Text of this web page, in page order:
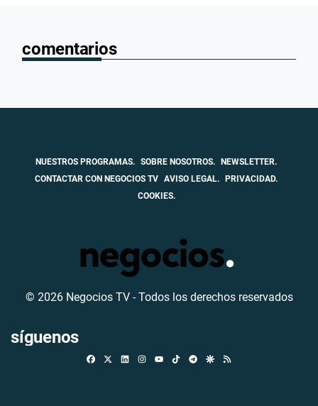
comentarios
NUESTROS PROGRAMAS. SOBRE NOSOTROS. NEWSLETTER.
CONTACTAR CON NEGOCIOS TV AVISO LEGAL. PRIVACIDAD.
COOKIES.
© 2026 Negocios TV - Todos los derechos reservados
síguenos
FacebookLinkedinInstagramTikTokTelegramGoogle Discover